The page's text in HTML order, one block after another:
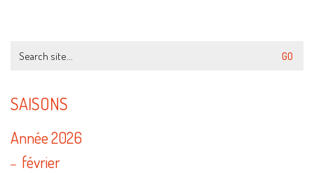
for:
SAISONS
Année 2026
février